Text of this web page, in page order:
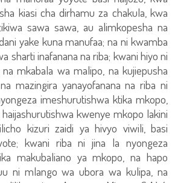
kiasi cha dirhamu za chakula, kwa
sawa sawa, au alimkopesha na
yake kuna manufaa; na ni kwamba
sharti inafanana na riba; kwani hiyo ni
mkabala wa malipo, na kujiepusha
mazingira yanayofanana na riba ni
imeshurutishwa ktika mkopo,
kwenye mkopo lakini
kizuri zaidi ya hivyo viwili, basi
kwani riba ni jina la nyongeza
makubaliano ya mkopo, na hapo
ni mlango wa ubora wa kulipa, na